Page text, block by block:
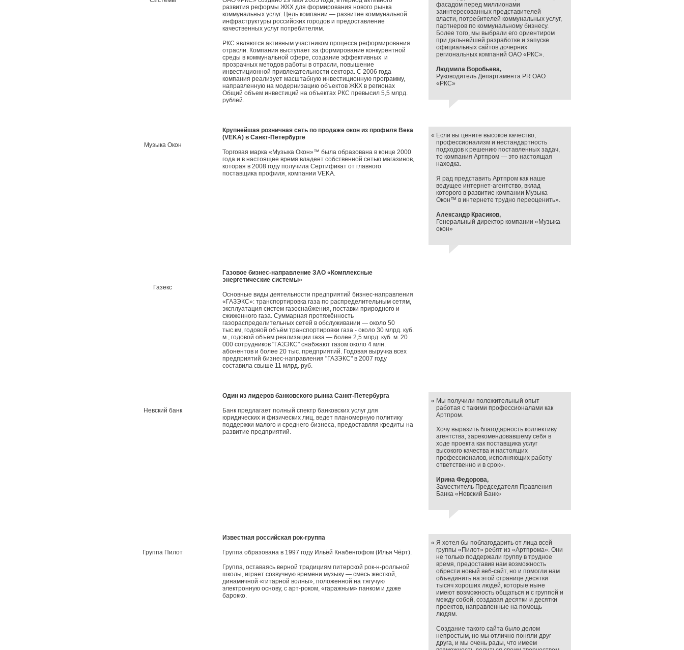
развития реформы ЖКХ для формирования нового рынка
коммунальных услуг. Цель компании — развитие коммунальной
инфраструктуры российских городов и предоставление
качественных услуг потребителям.
РКС являются активным участником процесса реформирования
отрасли. Компания выступает за формирование конкурентной
среды в коммунальной сфере, создание эффективных и
прозрачных методов работы в отрасли, повышение
инвестиционной привлекательности сектора. С 2006 года
компания реализует масштабную инвестиционную программу,
направленную на модернизацию объектов ЖКХ в регионах
Общий объем инвестиций на объектах РКС превысил 5,5 млрд.
рублей.
фасадом перед миллионами
заинтересованных представителей
власти, потребителей коммунальных услуг,
партнеров по коммунальному бизнесу.
Более того, мы выбрали его ориентиром
при дальнейшей разработке и запуске
официальных сайтов дочерних
региональных компаний ОАО «РКС».
Людмила Воробьева,
Руководитель Департамента PR ОАО
«РКС»
Музыка Окон
Крупнейшая розничная сеть по продаже окон из профиля Века
(VEKA) в Санкт-Петербурге
Торговая марка «Музыка Окон»™ была образована в конце 2000
года и в настоящее время владеет собственной сетью магазинов,
которая в 2008 году получила Сертификат от главного
поставщика профиля, компании VEKA.
« Если вы цените высокое качество,
профессионализм и нестандартность
подходов к решению поставленных задач,
то компания Артпром — это настоящая
находка.
Я рад представить Артпром как наше
ведущее интернет-агентство, вклад
которого в развитие компании Музыка
Окон™ в интернете трудно переоценить».
Александр Красиков,
Генеральный директор компании «Музыка
окон»
Газекс
Газовое бизнес-направление ЗАО «Комплексные
энергетические системы»
Основные виды деятельности предприятий бизнес-направления
«ГАЗЭКС»: транспортировка газа по распределительным сетям,
эксплуатация систем газоснабжения, поставки природного и
сжиженного газа. Суммарная протяжённость
газораспределительных сетей в обслуживании — около 50
тыс.км, годовой объём транспортировки газа - около 30 млрд. куб.
м., годовой объём реализации газа — более 2,5 млрд. куб. м. 20
000 сотрудников "ГАЗЭКС" снабжают газом около 4 млн.
абонентов и более 20 тыс. предприятий. Годовая выручка всех
предприятий бизнес-направления "ГАЗЭКС" в 2007 году
составила свыше 11 млрд. руб.
Невский банк
Один из лидеров банковского рынка Санкт-Петербурга
Банк предлагает полный спектр банковских услуг для
юридических и физических лиц, ведет планомерную политику
поддержки малого и среднего бизнеса, предоставляя кредиты на
развитие предприятий.
« Мы получили положительный опыт
работая с такими профессионалами как
Артпром.
Хочу выразить благодарность коллективу
агентства, зарекомендовавшему себя в
ходе проекта как поставщика услуг
высокого качества и настоящих
профессионалов, исполняющих работу
ответственно и в срок».
Ирина Федорова,
Заместитель Председателя Правления
Банка «Невский Банк»
Группа Пилот
Известная российская рок-группа
Группа образована в 1997 году Ильёй Кнабенгофом (Илья Чёрт).
Группа, оставаясь верной традициям питерской рок-н-ролльной
школы, играет созвучную времени музыку — смесь жесткой,
динамичной «гитарной волны», положенной на тягучую
электронную основу, с арт-роком, «гаражным» панком и даже
барокко.
« Я хотел бы поблагодарить от лица всей
группы «Пилот» ребят из «Артпрома». Они
не только поддержали группу в трудное
время, предоставив нам возможность
обрести новый веб-сайт, но и помогли нам
объединить на этой странице десятки
тысяч хороших людей, которые ныне
имеют возможность общаться и с группой и
между собой, создавая десятки и десятки
проектов, направленные на помощь
людям.
Создание такого сайта было делом
непростым, но мы отлично поняли друг
друга, и мы очень рады, что имеем